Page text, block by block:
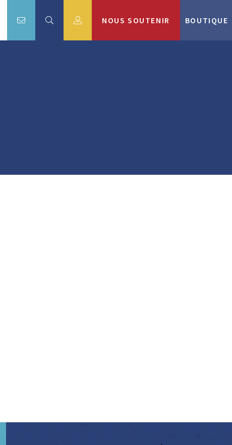
NOUS SOUTENIR BOUTIQUE